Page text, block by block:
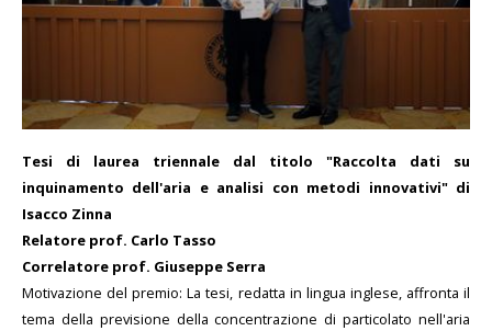
Tesi di laurea triennale dal titolo "Raccolta dati su
inquinamento dell'aria e analisi con metodi innovativi" di
Isacco Zinna
Relatore prof. Carlo Tasso
Correlatore prof. Giuseppe Serra
Motivazione del premio: La tesi, redatta in lingua inglese, affronta il
tema della previsione della concentrazione di particolato nell'aria